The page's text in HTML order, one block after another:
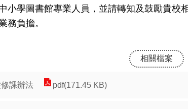
小學圖書館專業人員，並請轉知及鼓勵貴校
務負擔。
相關檔案
課辦法 pdf(171.45 KB)